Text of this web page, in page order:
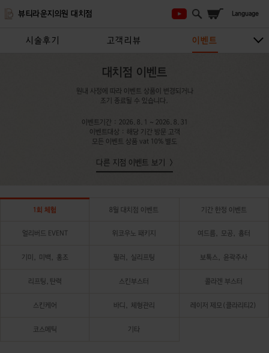
뷰티라운지의원 대치점
시술후기 고객리뷰 이벤트
지점안내
대치점 이벤트
이벤트기간 : 2026.8.1 ~ 2026.8.31
이벤트대상 : 해당 기간 방문 고객
원내 사정에 따라 이벤트 상품이 변경되거나
조기 종료될 수 있습니다.
모든 이벤트 상품 vat 10% 별도
다른 지점 이벤트 보기
1회 체험 8월 대치점 이벤트 기간 한정 이벤트
얼리버드 EVENT 위코우노 패키지 여드름, 모공, 흉터
기미, 미백, 홍조 필러, 실리프팅 보톡스, 윤곽주사
리프팅,탄력 스킨부스터 콜라겐 부스터
스킨케어 바디, 체형관리 레이저 제모(클라리티2)
코스메틱 기타